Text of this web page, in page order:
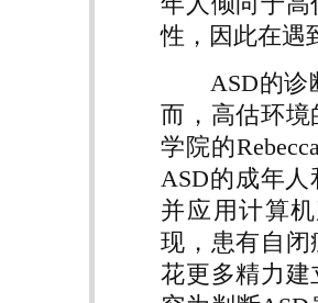
性，因此在遇
ASD的诊断
而，高估环
学院的
ASD的成年
并应用计算
现，患有自
花更多精力